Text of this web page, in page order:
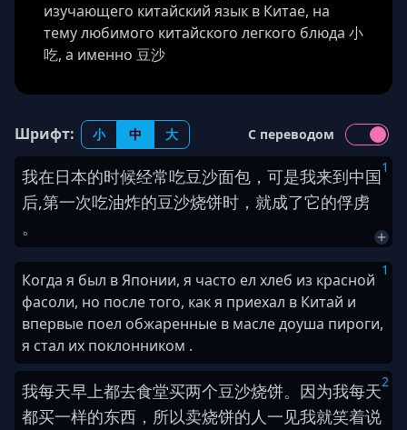
изучающего китайский язык в Китае, на
тему любимого китайского легкого блюда 小
吃, а именно 豆沙
Шрифт: 小 中 大
С переводом
1
我在日本的时候经常吃豆沙面包 ， 可是我来到中国
后,第一次吃油炸的豆沙烧饼时 ， 就成了它的俘虏
。
1
Когда я был в Японии, я часто ел хлеб из красной
фасоли, но после того, как я приехал в Китай и
впервые поел обжаренные в масле доуша пироги,
я стал их поклонником .
2
我每天早上都去食堂买两个豆沙烧饼。 因为我每天
都买一样的东西 ， 所以卖烧饼的人一见我就笑着说